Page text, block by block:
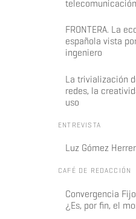
telecomunicación
FRONTERA. La
española vista
ingeniero
La trivialización
redes, la
uso
ENTREVISTA
Luz Gómez
CAFÉ DE REDACCIÓN
Convergencia
¿Es, por fin, el